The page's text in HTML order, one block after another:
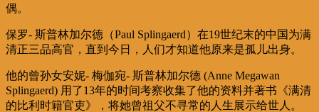
偶。
保罗- 斯普林加尔德（Paul Splingaerd）在19世纪末的中国为满
清正三品高官，直到今日，人们才知道他原来是孤儿出身。
他的曾孙女安妮- 梅伽宛- 斯普林加尔德 (Anne Megawan
Splingaerd) 用了13年的时间考察收集了他的资料并著书《满清
的比利时籍官吏》，将她曾祖父不寻常的人生展示给世人。